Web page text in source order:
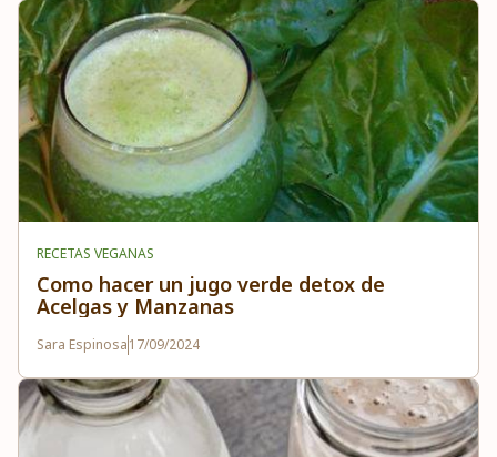
RECETAS VEGANAS
Como hacer un jugo verde detox de
Acelgas y Manzanas
Sara Espinosa17/09/2024